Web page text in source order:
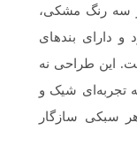
سه رنگ مشکی،
دارای بندهای
این طراحی نه
تجربه‌ای شیک و
سبکی سازگار